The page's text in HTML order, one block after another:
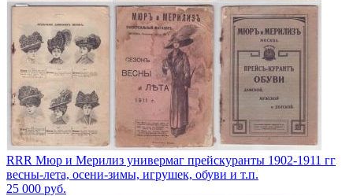
RRR Мюр и Мерилиз универмаг прейскуранты 1902-1911 гг
весны-лета, осени-зимы, игрушек, обуви и т.п.
25 000 руб.